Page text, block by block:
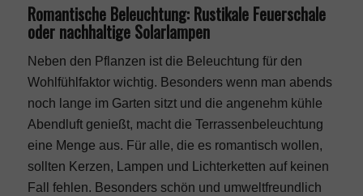
Romantische Beleuchtung: Rustikale Feuerschale
oder nachhaltige Solarlampen
Neben den Pflanzen ist die Beleuchtung für den
Wohlfühlfaktor wichtig. Besonders wenn man abends
noch lange im Garten sitzt und die angenehm kühle
Abendluft genießt, macht die Terrassenbeleuchtung
eine Menge aus. Für alle, die es romantisch wollen,
sollten Kerzen, Lampen und Lichterketten auf keinen
Fall fehlen. Besonders schön und umweltfreundlich